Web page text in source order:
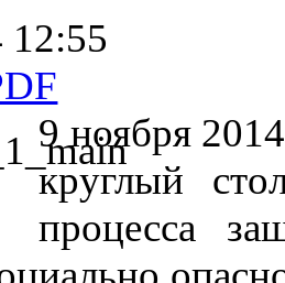
12:55
9 ноября
круглый
процесса